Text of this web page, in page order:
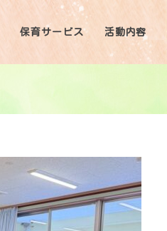
保育サービス 活動内容